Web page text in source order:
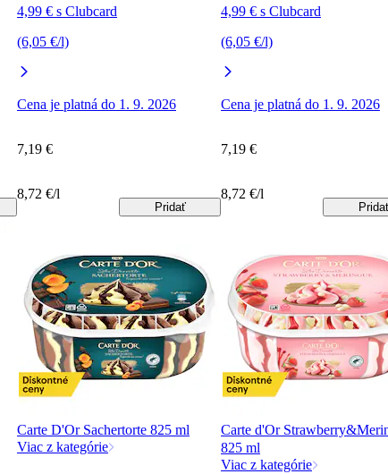
4,99 € s Clubcard
(6,05 €/l)
Cena je platná do 1. 9. 2026
7,19 €
8,72 €/l
Pridať
4,99 € s Clubcard
(6,05 €/l)
Cena je platná do 1. 9. 2026
7,19 €
8,72 €/l
Carte D'Or Sachertorte 825 ml
Viac z kategórie
Carte d'Or
825 ml
Viac z kategórie